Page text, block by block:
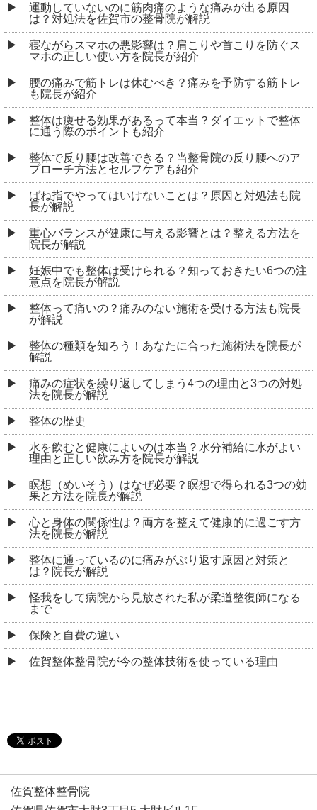
運動していないのに筋肉痛のような痛みが出る原因
は？対処法を佐賀市の整骨院が解説
寝ながらスマホの悪影響は？肩こりや首こりを防ぐス
マホの正しい使い方を院長が紹介
腰の痛みで筋トレは休むべき？痛みを予防する筋トレ
も院長が紹介
整体は痩せる効果があるって本当？ダイエットで整体
に通う際のポイントも紹介
整体で反り腰は改善できる？当整骨院の反り腰へのア
プローチ方法とセルフケアも紹介
ばね指でやってはいけないことは？原因と対処法も院
長が解説
重心バランスが健康に与える影響とは？整える方法を
院長が解説
妊娠中でも整体は受けられる？知っておきたい6つの注
意点を院長が解説
整体って痛いの？痛みのない施術を受ける方法も院長
が解説
整体の種類を知ろう！あなたに合った施術法を院長が
解説
痛みの症状を繰り返してしまう4つの理由と3つの対処
法を院長が解説
整体の歴史
水を飲むと健康によいのは本当？水分補給に水がよい
理由と正しい飲み方を院長が解説
瞑想（めいそう）はなぜ必要？瞑想で得られる3つの効
果と方法を院長が解説
心と身体の関係性は？両方を整えて健康的に過ごす方
法を院長が解説
整体に通っているのに痛みがぶり返す原因と対策と
は？院長が解説
怪我をして病院から見放された私が柔道整復師になる
まで
保険と自費の違い
佐賀整体整骨院が今の整体技術を使っている理由
佐賀整体整骨院